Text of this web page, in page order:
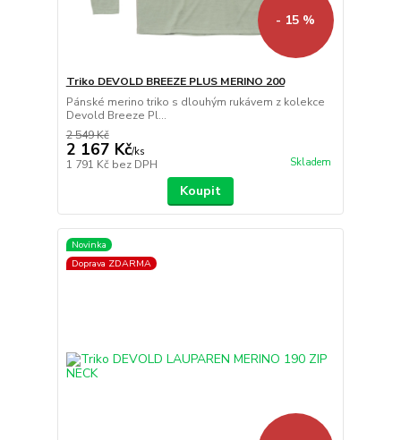
- 15 %
Triko DEVOLD BREEZE PLUS MERINO 200
Pánské merino triko s dlouhým rukávem z kolekce
Devold Breeze Pl...
2 549 Kč
2 167 Kč/ks
1 791 Kč bez DPH Skladem
Koupit
Novinka
Doprava ZDARMA